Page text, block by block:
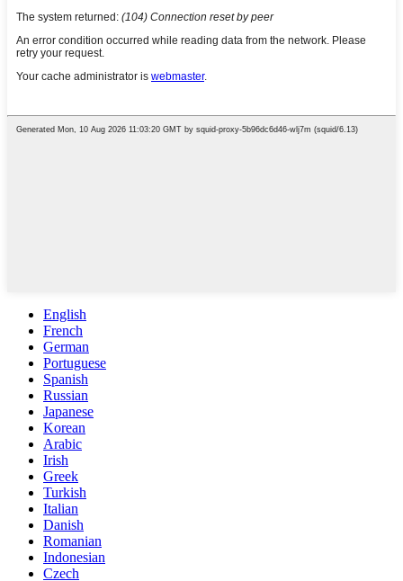
English
French
German
Portuguese
Spanish
Russian
Japanese
Korean
Arabic
Irish
Greek
Turkish
Italian
Danish
Romanian
Indonesian
Czech